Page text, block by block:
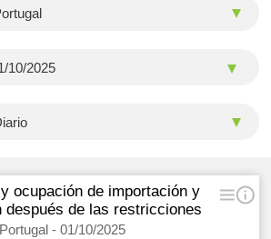
ocupación de importación y
después de las restricciones
Portugal - 01/10/2025